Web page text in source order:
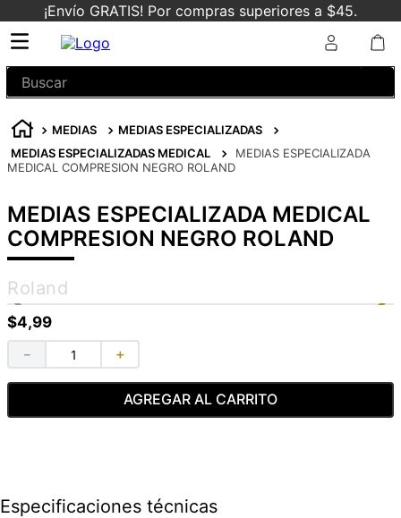
¡Envío GRATIS! Por compras superiores a $45.
Buscar
MEDIAS
MEDIAS ESPECIALIZADAS
MEDIAS ESPECIALIZADAS MEDICAL
MEDIAS ESPECIALIZADA
MEDICAL COMPRESION NEGRO ROLAND
MEDIAS ESPECIALIZADA MEDICAL
COMPRESION NEGRO ROLAND
Roland
$4,99
＋
－
AGREGAR AL CARRITO
Especificaciones técnicas